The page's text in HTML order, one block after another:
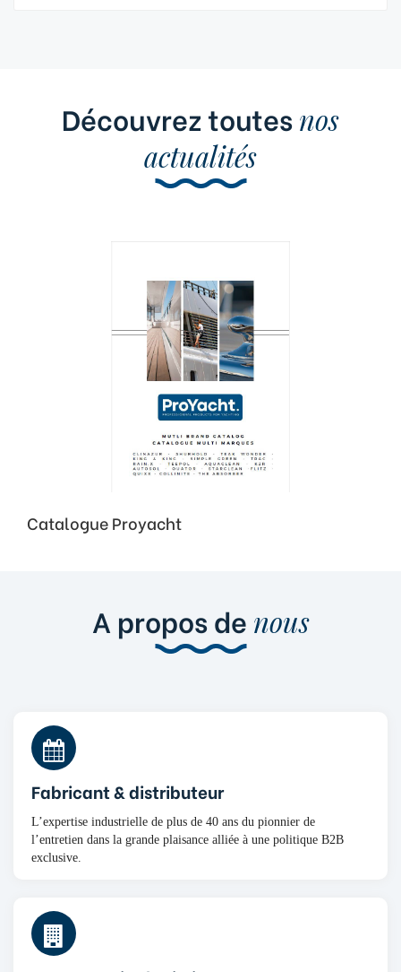
Découvrez toutesnos
actualités
Catalogue Proyacht
A propos de nous
Fabricant & distributeur
L’expertise industrielle de plus de 40 ans du pionnier de
l’entretien dans la grande plaisance alliée à une politique B2B
exclusive.